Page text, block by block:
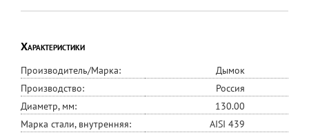
Характеристики
Производитель/Марка:
Дымок
Производство:
Россия
Диаметр, мм:
130.00
Марка стали, внутренняя:
AISI 439